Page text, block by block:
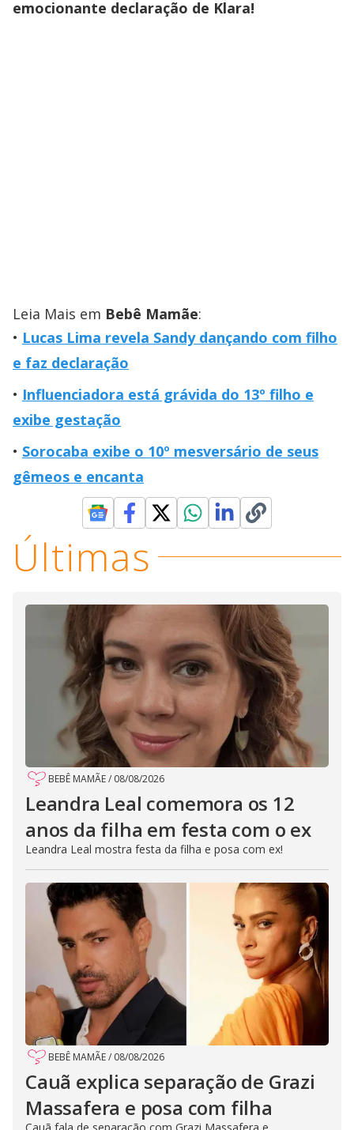
emocionante declaração de Klara!
Leia Mais em Bebê Mamãe:
Lucas Lima revela Sandy dançando com filho
e faz declaração
Influenciadora está grávida do 13º filho e
exibe gestação
Sorocaba exibe o 10º mesversário de seus
gêmeos e encanta
Últimas
BEBÊ MAMÃE/ 08/08/2026
Leandra Leal comemora os 12
anos da filha em festa com o ex
Leandra Leal mostra festa da filha e posa com ex!
BEBÊ MAMÃE/ 08/08/2026
Cauã explica separação de Grazi
Massafera e posa com filha
Cauã fala de separação com Grazi Massafera e